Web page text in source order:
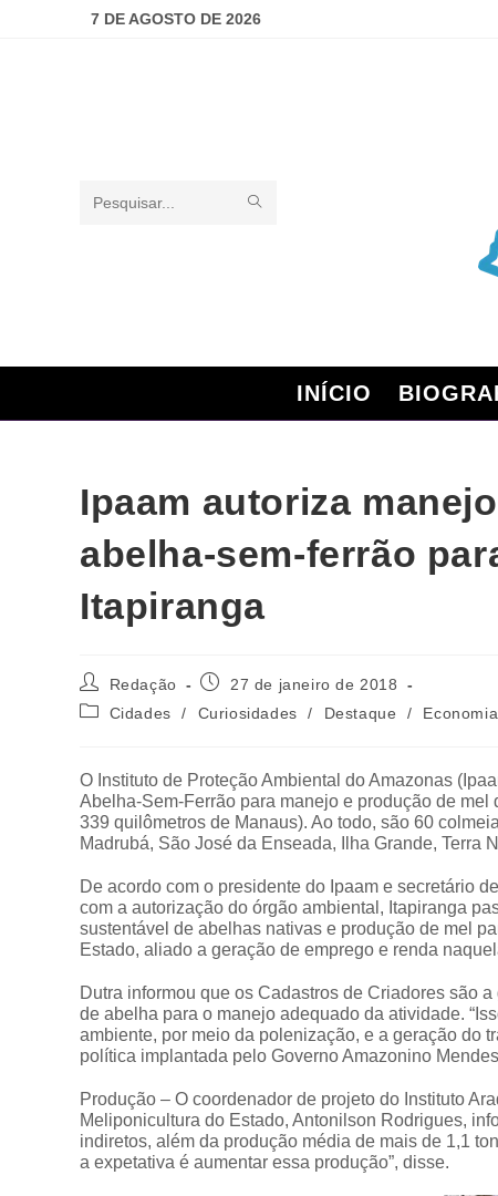
7 DE AGOSTO DE 2026
Pesquisar
INÍCIO
Ipaam autoriza
abelha-sem-ferrão
Itapiranga
Redação
27 de janeiro de 2018
Cidades
/ Curiosidades / Destaque / Economia
O Instituto de Proteção Ambiental do Amazonas
Abelha-Sem-Ferrão para manejo e produção de
339 quilômetros de Manaus). Ao todo, são 60
Madrubá, São José da Enseada, Ilha Grande, Terra
De acordo com o presidente do Ipaam e secretário
com a autorização do órgão ambiental, Itapiranga
sustentável de abelhas nativas e produção de mel
Estado, aliado a geração de emprego e renda
Dutra informou que os Cadastros de Criadores são
de abelha para o manejo adequado da atividade.
ambiente, por meio da polenização, e a geração do
política implantada pelo Governo Amazonino
Produção – O coordenador de projeto do Instituto
Meliponicultura do Estado, Antonilson Rodrigues,
indiretos, além da produção média de mais de 1,1
a expetativa é aumentar essa produção”, disse.